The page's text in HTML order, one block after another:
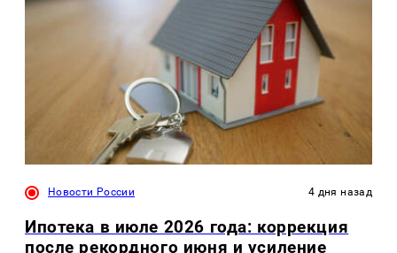
Новости России 4 дня назад
Ипотека в июле 2026 года: коррекция
после рекордного июня и усиление